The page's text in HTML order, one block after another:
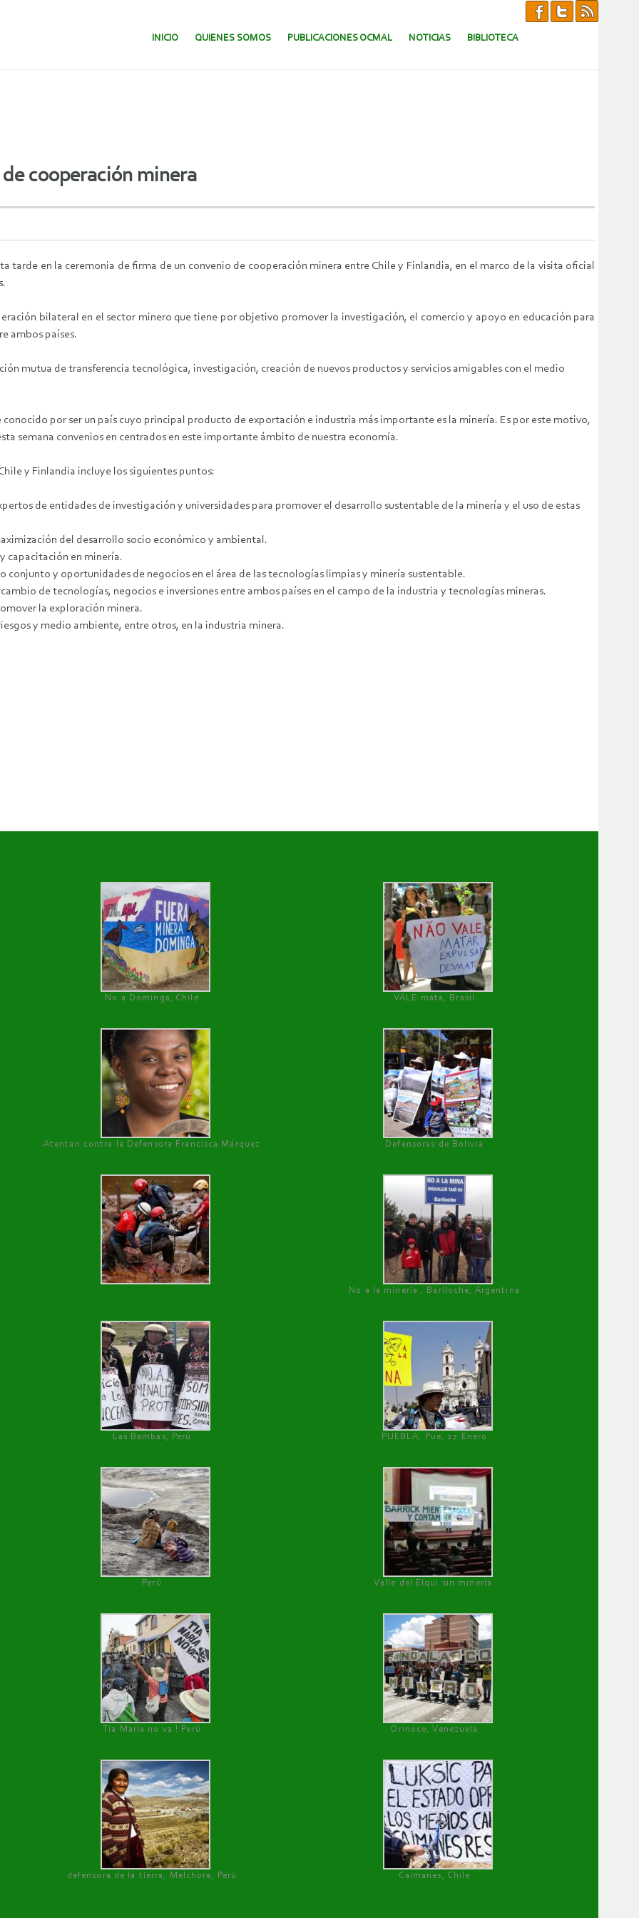
SALTAR AL CONTENIDO.
INICIO QUIENES SOMOS PUBLICACIONES OCMAL NOTICIAS BIBLIOTECA
cooperación minera
tarde en la ceremonia de firma de un convenio de cooperación minera entre Chile y Finlandia, en el marco de la visita oficial
bilateral en el sector minero que tiene por objetivo promover la investigación, el comercio y apoyo en educación para
ambos países.
mutua de transferencia tecnológica, investigación, creación de nuevos productos y servicios amigables con el medio
por ser un país cuyo principal producto de exportación e industria más importante es la minería. Es por este motivo,
semana convenios en centrados en este importante ámbito de nuestra economía.
y Finlandia incluye los siguientes puntos:
de entidades de investigación y universidades para promover el desarrollo sustentable de la minería y el uso de estas
del desarrollo socio económico y ambiental.
capacitación en minería.
conjunto y oportunidades de negocios en el área de las tecnologías limpias y minería sustentable.
de tecnologías, negocios e inversiones entre ambos países en el campo de la industria y tecnologías mineras.
la exploración minera.
y medio ambiente, entre otros, en la industria minera.
No a Dominga, Chile
VALE mata, Brasil
Atentan contra la Defensora Francisca Márquez Defensoras de Bolivia
No a la minería , Bariloche, Argentina
Las Bambas, Perú PUEBLA, Pue, 27 Enero
Perú Valle del Elqui sin minería.
Tía María no va ! Perú Orinoco, Venezuela
defensora de la tierra, Melchora, Perú Caimanes, Chile